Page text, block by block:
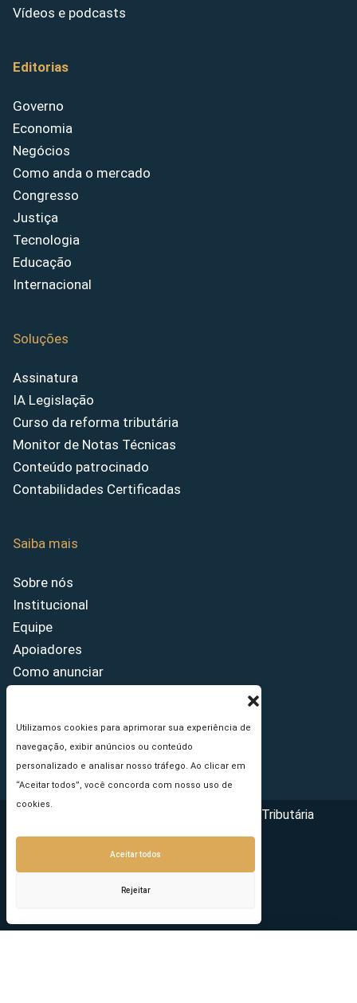
Utilizamos cookies para aprimorar sua experiência de
navegação, exibir anúncios ou conteúdo
personalizado e analisar nosso tráfego. Ao clicar em
“Aceitar todos”, você concorda com nosso uso de
cookies.
Aceitar todos
Rejeitar
Vídeos e podcasts
Editorias
Governo
Economia
Negócios
Como anda o mercado
Congresso
Justiça
Tecnologia
Educação
Internacional
Soluções
Assinatura
IA Legislação
Curso da reforma tributária
Monitor de Notas Técnicas
Conteúdo patrocinado
Contabilidades Certificadas
Saiba mais
Sobre nós
Institucional
Equipe
Apoiadores
Como anunciar
Princípios Editoriais
Copyright © 2026 - Portal da Reforma Tributária